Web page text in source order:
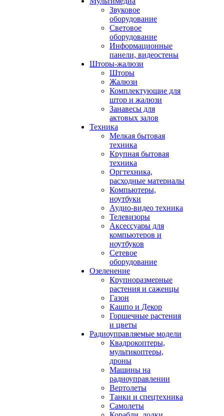
Звуковое
оборудование
Световое
оборудование
Информационные
панели, видеостены
Шторы-жалюзи
Шторы
Жалюзи
Комплектующие для
штор и жалюзи
Занавесы для
актовых залов
Техника
Мелкая бытовая
техника
Крупная бытовая
техника
Оргтехника,
расходные материалы
Компьютеры,
ноутбуки
Аудио-видео техника
Телевизоры
Аксессуары для
компьютеров и
ноутбуков
Сетевое
оборудование
Озеленение
Крупноразмерные
растения и саженцы
Газон
Кашпо и Декор
Горшечные растения
и цветы
Радиоуправляемые модели
Квадрокоптеры,
мультикоптеры,
дроны
Машины на
радиоуправлении
Вертолеты
Танки и спецтехника
Самолеты